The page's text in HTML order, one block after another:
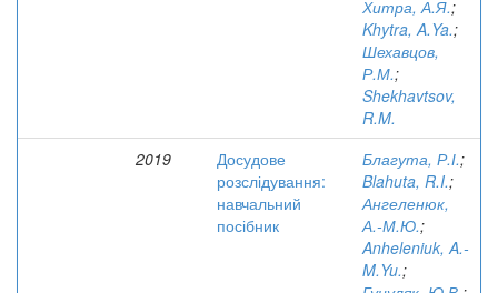
Хитра, А.Я.;
Khytra, A.Ya.;
Шехавцов,
Р.М.;
Shekhavtsov,
R.M.
2019
Досудове
розслідування:
навчальний
посібник
Благута, Р.І.;
Blahuta, R.I.;
Ангеленюк,
А.-М.Ю.;
Anheleniuk, A.-
M.Yu.;